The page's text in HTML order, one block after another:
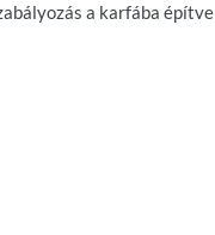
a karfába építve